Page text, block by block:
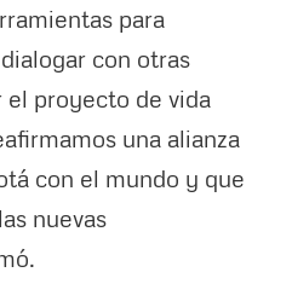
para
con otras
proyecto de vida
una alianza
con el mundo y que
nuevas